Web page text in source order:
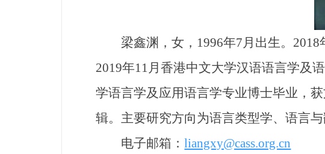
梁鑫渊，女，1996年7月出生。
2019年11月香港中文大学汉语语言学及
学语言学及应用语言学专业博士毕业，
辑。主要研究方向为语言类型学、语言与
电子邮箱：liangxy@cass.org.cn